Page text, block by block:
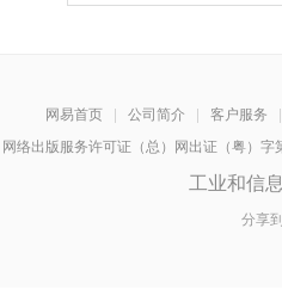
网易首页 | 公司简介 | 客户服务
|
网络出版服务许可证（总）网出证（粤）
工业和信
分享